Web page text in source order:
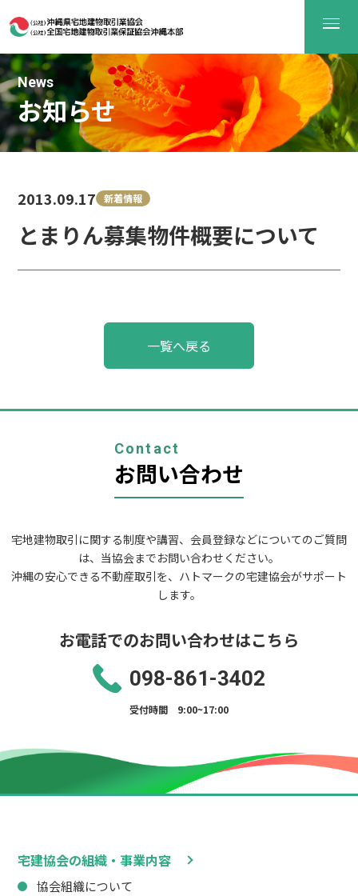
News
お知らせ
とまりん募集物件概要について
2013.09.17 新着情報
ー
一覧へ戻る
Contact
お問い合わせ
宅地建物取引に関する制度や講習、会員登録などについてのご質問
は、当協会までお問い合わせください。
沖縄の安心できる不動産取引を、ハトマークの宅建協会がサポート
します。
お電話でのお問い合わせはこちら
098-861-3402
受付時間 9:00~17:00
宅建協会の組織・事業内容
協会組織について